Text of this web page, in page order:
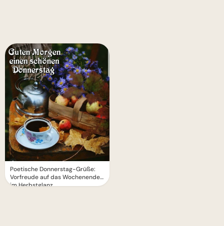
Poetische Donnerstag-Grüße:
Vorfreude auf das Wochenende
im Herbstglanz